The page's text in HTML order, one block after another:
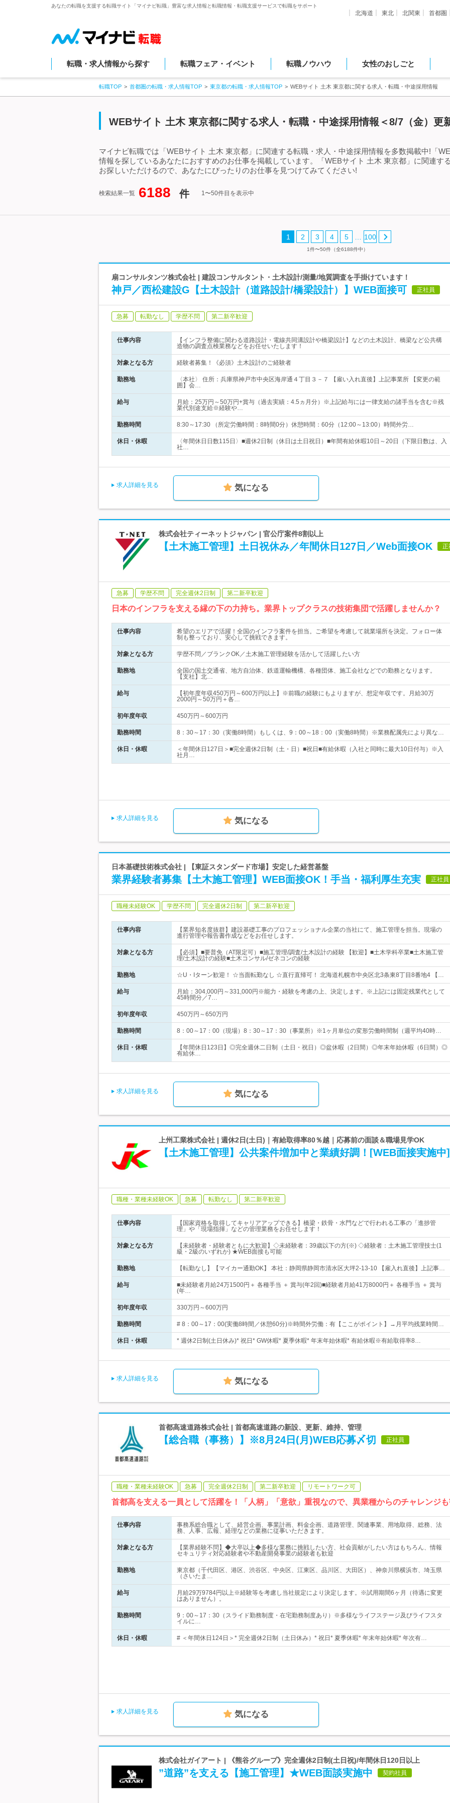
あなたの転職を支援する転職サイト「マイナビ転職」豊富な求人情報と転職情報・転職支援サービスで転職をサポート
北海道 東北 北関東 首都圏
転職・求人情報から探す 転職フェア・イベント 転職ノウハウ 女性のおしごと
転職TOP 首都圏の転職・求人情報TOP 東京都の転職・求人情報TOP WEBサイト 土木 東京都に関する求人・転職・中途採用情報
WEBサイト 土木 東京都に関する求人・転職・中途採用情報＜8/7（金）更
マイナビ転職では「WEBサイト 土木 東京都」に関連する転職・求人・中途採用情報を多数掲載中!「
情報を探しているあなたにおすすめのお仕事を掲載しています。「WEBサイト 土木 東京都」に関連す
お探しいただけるので、あなたにぴったりのお仕事を見つけてみてください!
検索結果一覧 6188 件 1〜50件目を表示中
1 2 3 4 5 100
1件〜50件（全6188件中）
扇コンサルタンツ株式会社 | 建設コンサルタント・土木設計/測量/地質調査を手掛けています！
神戸／西松建設G【土木設計（道路設計/橋梁設計）】WEB面接可 正社員
急募 転勤なし 学歴不問 第二新卒歓迎
仕事内容
【インフラ整備に関わる道路設計・電線共同溝設計や橋梁設計】などの土木設計、橋梁など公共構
造物の調査点検業務などをお任せいたします！
対象となる方 経験者募集！《必須》土木設計のご経験者
勤務地
〈本社〉 住所：兵庫県神戸市中央区海岸通４丁目３－７ 【雇い入れ直後】上記事業所 【変更の範
囲】会…
給与
月給：25万円～50万円+賞与（過去実績：4.5ヵ月分）※上記給与には一律支給の諸手当を含む※残
業代別途支給※経験や…
勤務時間 8:30～17:30 （所定労働時間：8時間0分）休憩時間：60分（12:00～13:00）時間外労…
休日・休暇
〈年間休日日数115日〉■週休2日制（休日は土日祝日）■年間有給休暇10日～20日（下限日数は、入
社…
求人詳細を見る 気になる
株式会社ティーネットジャパン | 官公庁案件8割以上
【土木施工管理】土日祝休み／年間休日127日／Web面接OK 正
急募 学歴不問 完全週休2日制 第二新卒歓迎
日本のインフラを支える縁の下の力持ち。業界トップクラスの技術集団で活躍しませんか？
仕事内容
希望のエリアで活躍！全国のインフラ案件を担当。ご希望を考慮して就業場所を決定。フォロー体
制も整っており、安心して挑戦できます。
対象となる方 学歴不問／ブランクOK／土木施工管理経験を活かして活躍したい方
勤務地
全国の国土交通省、地方自治体、鉄道運輸機構、各種団体、施工会社などでの勤務となります。
【支社】北…
給与
【初年度年収450万円～600万円以上】※前職の経験にもよりますが、想定年収です。月給30万
2000円～50万円＋各…
初年度年収 450万円～600万円
勤務時間 8：30～17：30（実働8時間）もしくは、9：00～18：00（実働8時間）※業務配属先により異な…
休日・休暇
＜年間休日127日＞■完全週休2日制（土・日）■祝日■有給休暇（入社と同時に最大10日付与）※入
社月…
求人詳細を見る 気になる
日本基礎技術株式会社 | 【東証スタンダード市場】安定した経営基盤
業界経験者募集【土木施工管理】WEB面接OK！手当・福利厚生充実 正社員
職種未経験OK 学歴不問 完全週休2日制 第二新卒歓迎
仕事内容
【業界知名度抜群】建設基礎工事のプロフェッショナル企業の当社にて、施工管理を担当。現場の
進行管理や報告書作成などをお任せします。
対象となる方
【必須】■要普免（AT限定可）■施工管理/調査/土木設計の経験 【歓迎】■土木学科卒業■土木施工管
理/土木設計の経験■土木コンサル/ゼネコンの経験
勤務地 ☆U・Iターン歓迎！ ☆当面転勤なし ☆直行直帰可！ 北海道札幌市中央区北3条東8丁目8番地4 【…
給与
月給：304,000円～331,000円※能力・経験を考慮の上、決定します。※上記には固定残業代として
45時間分／7…
初年度年収 450万円～650万円
勤務時間 8：00～17：00（現場）8：30～17：30（事業所）※1ヶ月単位の変形労働時間制（週平均40時…
休日・休暇
【年間休日123日】◎完全週休二日制（土日・祝日）◎盆休暇（2日間）◎年末年始休暇（6日間）◎
有給休…
求人詳細を見る 気になる
上州工業株式会社 | 週休2日(土日)｜有給取得率80％越｜応募前の面談＆職場見学OK
【土木施工管理】公共案件増加中と業績好調！[WEB面接実施中]
職種・業種未経験OK 急募 転勤なし 第二新卒歓迎
仕事内容
【国家資格を取得してキャリアアップできる】橋梁・鉄骨・水門などで行われる工事の「進捗管
理」や「現場指揮」などの管理業務をお任せします！
対象となる方
【未経験者・経験者ともに大歓迎】◇未経験者：39歳以下の方(※) ◇経験者：土木施工管理技士(1
級・2級のいずれか) ★WEB面接も可能
勤務地 【転勤なし】【マイカー通勤OK】 本社：静岡県静岡市清水区大坪2-13-10 【雇入れ直後】上記事…
給与
■未経験者月給24万1500円＋ 各種手当 ＋ 賞与(年2回)■経験者月給41万8000円＋ 各種手当 ＋ 賞与
(年…
初年度年収 330万円～600万円
勤務時間 # 8：00～17：00(実働8時間／休憩60分)※時間外労働：有【ここがポイント】→月平均残業時間…
休日・休暇 * 週休2日制(土日休み)* 祝日* GW休暇* 夏季休暇* 年末年始休暇* 有給休暇※有給取得率8…
求人詳細を見る 気になる
首都高速道路株式会社 | 首都高速道路の新設、更新、維持、管理
【総合職（事務）】※8月24日(月)WEB応募〆切 正社員
職種・業種未経験OK 急募 完全週休2日制 第二新卒歓迎 リモートワーク可
首都高を支える一員として活躍を！「人柄」「意欲」重視なので、異業種からのチャレンジ
仕事内容
事務系総合職として、経営企画、事業計画、料金企画、道路管理、関連事業、用地取得、総務、法
務、人事、広報、経理などの業務に従事いただきます。
対象となる方
【業界経験不問】◆大卒以上◆多様な業務に挑戦したい方、社会貢献がしたい方はもちろん、情報
セキュリティ対応経験者や不動産開発事業の経験者も歓迎
勤務地
東京都（千代田区、港区、渋谷区、中央区、江東区、品川区、大田区）、神奈川県横浜市、埼玉県
（さいたま…
給与
月給29万9784円以上※経験等を考慮し当社規定により決定します。※試用期間6ヶ月（待遇に変更
はありません）。
勤務時間
9：00～17：30（スライド勤務制度・在宅勤務制度あり）※多様なライフステージ及びライフスタ
イルに…
休日・休暇 # ＜年間休日124日＞* 完全週休2日制（土日休み）* 祝日* 夏季休暇* 年末年始休暇* 年次有…
求人詳細を見る 気になる
株式会社ガイアート | 《熊谷グループ》完全週休2日制(土日祝)/年間休日120日以上
”道路”を支える【施工管理】★WEB面談実施中 契約社員